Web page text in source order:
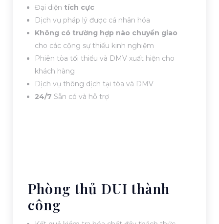
Đại diện tích cực
Dịch vụ pháp lý được cá nhân hóa
Không có trường hợp nào chuyển giao
cho các cộng sự thiếu kinh nghiệm
Phiên tòa tối thiểu và DMV xuất hiện cho
khách hàng
Dịch vụ thông dịch tại tòa và DMV
24/7 Sẵn có và hỗ trợ
Phòng thủ DUI thành
công